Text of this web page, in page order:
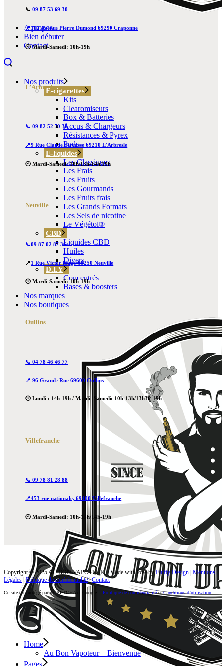
A propos
Bien débuter
Contact
Nos produits
E-cigarettes
Kits
Clearomiseurs
Box & Batteries
Accus & Chargeurs
Résistances & Pyrex
Pods
E-liquides
Les Classiques
Les Frais
Les Fruits
Les Gourmands
Les Fruits frais
Les Grands Formats
Les Sels de nicotine
Le Végétol®
CBD
Liquides CBD
Huiles
Divers
D.I.Y
Concentrés
Bases & boosters
Nos marques
Nos boutiques
📞09 87 53 69 30
📍102 Avenue Pierre Dumond 69290 Craponne
🕙 Mardi-Samedi: 10h-19h
L’Arbresle
📞 09 82 52 70 38
📍9 Rue Claude Terrasse 69210 L’Arbresle
🕙 Mardi-Samedi: 10h/13h-14h/19h
Neuville
📞09 87 02 87 36
📍1 Rue Victor Hugo 69250 Neuville
🕙 Mardi-Samedi: 10h-19h
Oullins
📞 04 78 46 46 77
📍 96 Grande Rue 69600 Oullins
🕙 Lundi : 14h-19h / Mardi- Samedi: 10h-13h/13h30-19h
Villefranche
📞 09 78 81 28 88
📍453 rue nationale, 69400 Villefranche
🕙 Mardi-Samedi: 10h-13h/14h-19h
Copyright © 2025 AU BON VAPOTEUR – Made with love byFluffy Design | Mentions
Légales | Politique de confidentialité|Contact
Ce site est protégé par reCAPTCHA et Google : Politique de confidentialitéetConditions d’utilisation
Home
Au Bon Vapoteur – Bienvenue
Pages